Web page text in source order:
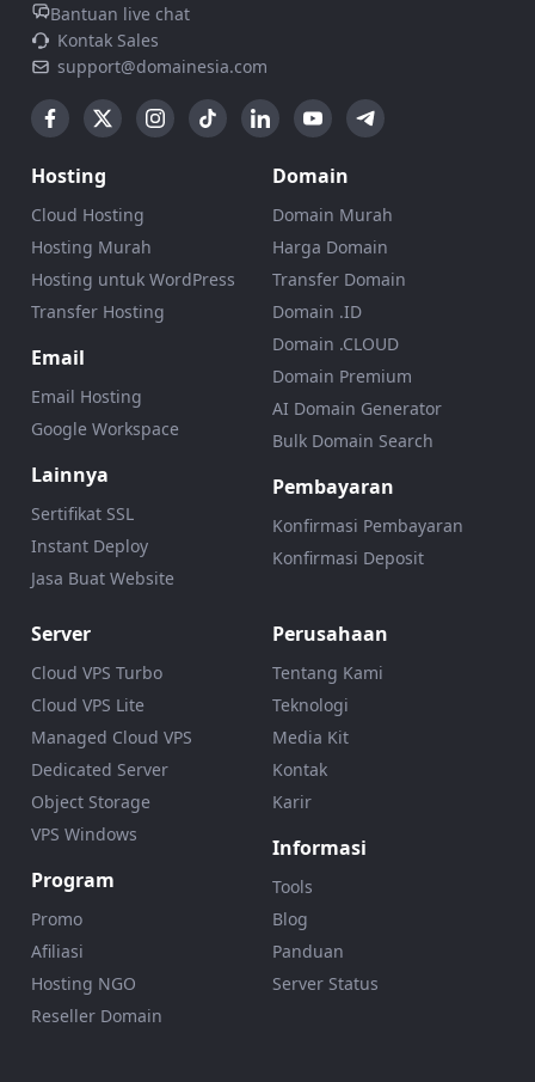
Bantuan live chat
Kontak Sales
support@domainesia.com
Hosting
Cloud Hosting
Hosting Murah
Hosting untuk WordPress
Transfer Hosting
Email
Email Hosting
Google Workspace
Lainnya
Sertifikat SSL
Instant Deploy
Jasa Buat Website
Domain
Domain Murah
Harga Domain
Transfer Domain
Domain .ID
Domain .CLOUD
Domain Premium
AI Domain Generator
Bulk Domain Search
Pembayaran
Konfirmasi Pembayaran
Konfirmasi Deposit
Server
Cloud VPS Turbo
Cloud VPS Lite
Managed Cloud VPS
Dedicated Server
Object Storage
VPS Windows
Program
Promo
Afiliasi
Hosting NGO
Reseller Domain
Perusahaan
Tentang Kami
Teknologi
Media Kit
Kontak
Karir
Informasi
Tools
Blog
Panduan
Server Status